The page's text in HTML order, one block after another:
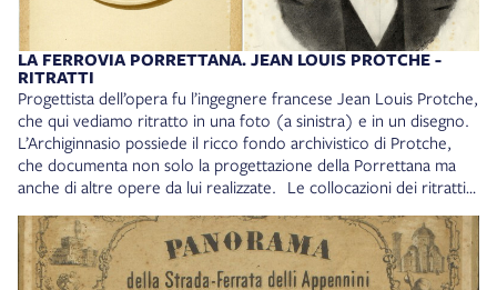
consulenza fotografica di Aniceto Antilopi, Porretta Terme,
Gruppo di Studi Alta Valle del Reno, [Pistoia], Associazione
Storia e Città Pistoia, 2009.
LA FERROVIA PORRETTANA. JEAN LOUIS PROTCHE -
RITRATTI
Progettista dell’opera fu l’ingegnere francese Jean Louis Protche,
che qui vediamo ritratto in una foto (a sinistra) e in un disegno.
L’Archiginnasio possiede il ricco fondo archivistico di Protche,
che documenta non solo la progettazione della Porrettana ma
anche di altre opere da lui realizzate. Le collocazioni dei ritratti
n. 1 - a destra: GDS. Raccolta dei ritratti P, n. 104